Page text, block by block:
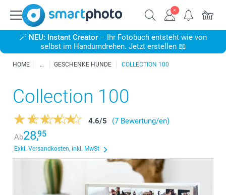
🪄 NEU: Instant Creator – Ihr Fotobuch entsteht wie von
selbst im Handumdrehen. Jetzt erstellen 📖
HOME GESCHENKE HUNDE COLLECTION 100
Collection 100
4.6/5
(7 Bewertung/en)
Ab28,95
Exkl. Versandkosten, inkl. MwSt